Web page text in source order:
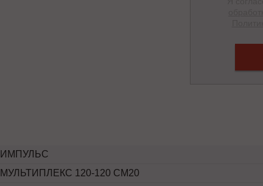
ИМПУЛЬС
МУЛЬТИПЛЕКС 120-120 СМ20